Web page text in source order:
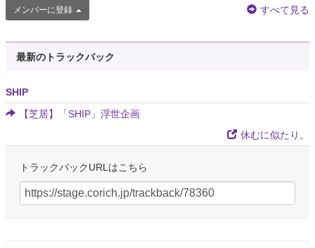
みka
浮世企画「SHIP」楽日昼夜でした。 面白かった！もう少し刺さる人生の方
が良かったのかもしれない。 2028年に同じようにはっとした、生きてるの
メンバーに登録 すべて見る
最新のトラックバック
SHIP
【芝居】「SHIP」浮世企画
休むに似たり。
トラックバックURLはこちら